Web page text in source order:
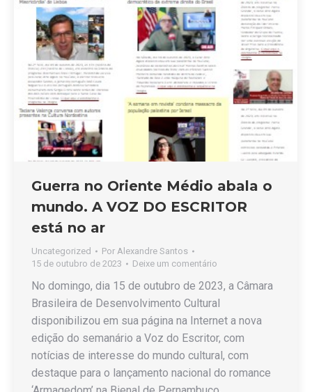
Guerra no Oriente Médio abala o
mundo. A VOZ DO ESCRITOR
está no ar
Uncategorized Por Alexandre Santos
15 de outubro de 2023
Deixe um comentário
No domingo, dia 15 de outubro de 2023, a Câmara
Brasileira de Desenvolvimento Cultural
disponibilizou em sua página na Internet a nova
edição do semanário a Voz do Escritor, com
notícias de interesse do mundo cultural, com
destaque para o lançamento nacional do romance